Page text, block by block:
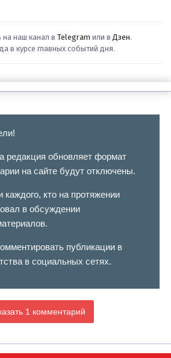
наш канал в Telegram или в Дзен.
в курсе главных событий дня.
редакция обновляет формат
на сайте будут отключены.
каждого, кто на протяжении
в обсуждении
публикации в
в социальных сетях.
1 комментарий